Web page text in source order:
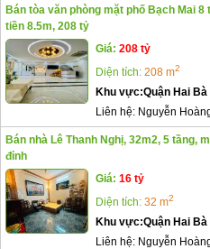
Bán tòa văn phòng mặt phố Bạch Mai
tiền 8.5m, 208 tỷ
Giá: 208 tỷ
Diện tích: 208 m2
Khu vực:Quận Hai
Liên hệ: Nguyễn
Bán nhà Lê Thanh Nghị, 32m2, 5 tầng,
đỉnh
Giá: 16 tỷ
Diện tích: 32 m2
Khu vực:Quận Hai
Liên hệ: Nguyễn